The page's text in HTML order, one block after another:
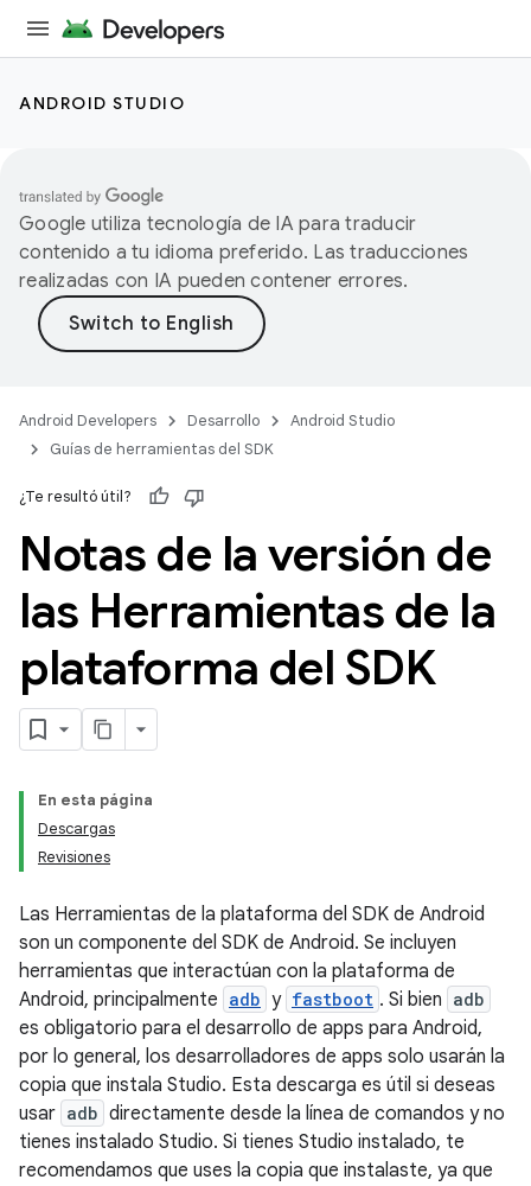
ANDROID STUDIO
Google utiliza tecnología de IA para traducir
contenido a tu idioma preferido. Las traducciones
realizadas con IA pueden contener errores.
Android Developers Desarrollo
Android Studio
Guías de herramientas del SDK
¿Te resultó útil?
Notas de la versión de
las Herramientas de la
plataforma del SDK
En esta página
Descargas
Revisiones
Las Herramientas de la plataforma del SDK de Android
son un componente del SDK de Android. Se incluyen
herramientas que interactúan con la plataforma de
Android, principalmente adb y fastboot . Si bien adb
es obligatorio para el desarrollo de apps para Android,
por lo general, los desarrolladores de apps solo usarán la
copia que instala Studio. Esta descarga es útil si deseas
usar adb directamente desde la línea de comandos y no
tienes instalado Studio. Si tienes Studio instalado, te
recomendamos que uses la copia que instalaste, ya que